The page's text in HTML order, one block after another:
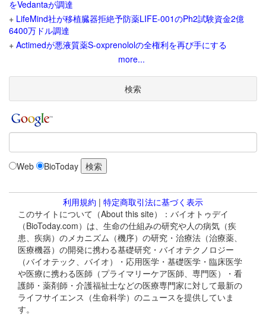
をVedantaが調達
+ LifeMind社が移植臓器拒絶予防薬LIFE-001のPh2試験資金2億
6400万ドル調達
+ Actimedが悪液質薬S-oxprenololの全権利を再び手にする
more...
検索
Web BioToday
利用規約 | 特定商取引法に基づく表示
このサイトについて（About this site）：バイオトゥデイ
（BioToday.com）は、生命の仕組みの研究や人の病気（疾
患、疾病）のメカニズム（機序）の研究・治療法（治療薬、
医療機器）の開発に携わる基礎研究・バイオテクノロジー
（バイオテック、バイオ）・応用医学・基礎医学・臨床医学
や医療に携わる医師（プライマリーケア医師、専門医）・看
護師・薬剤師・介護福祉士などの医療専門家に対して最新の
ライフサイエンス（生命科学）のニュースを提供していま
す。